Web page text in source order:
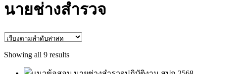
นายช่างสำรวจ
Showing all 9 resultsSorted
latest